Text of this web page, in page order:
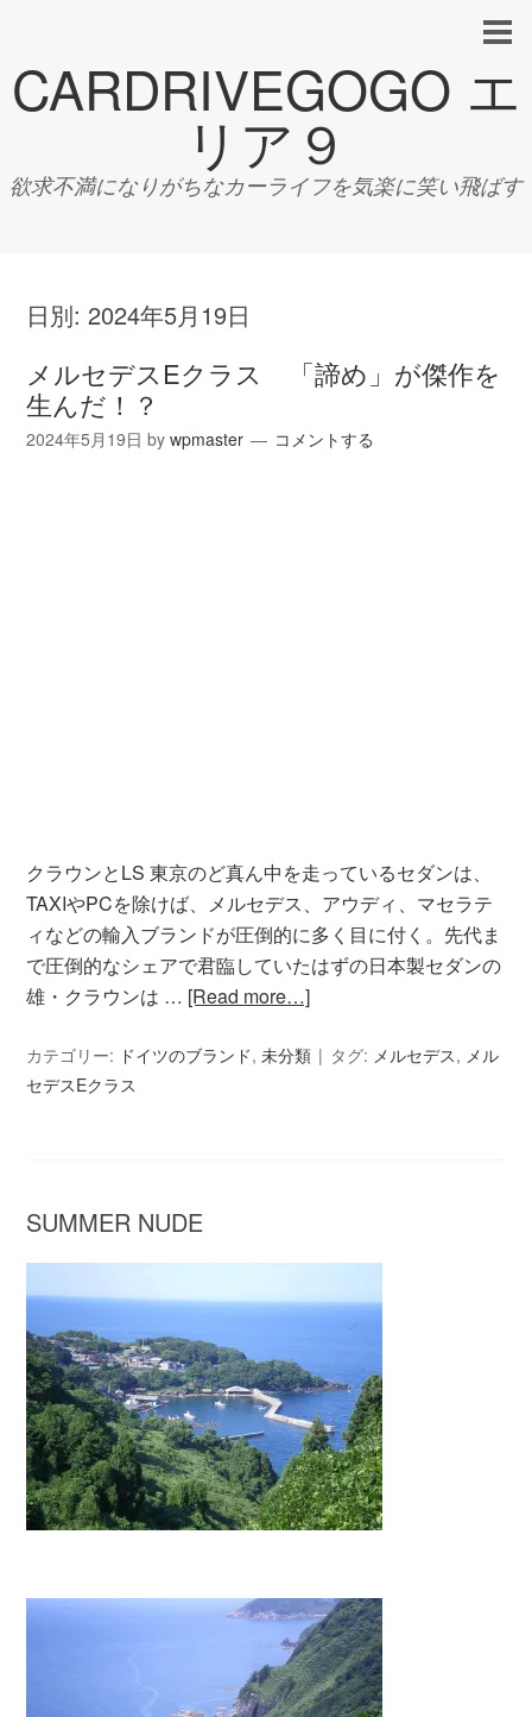
CARDRIVEGOGO エ
リア９
欲求不満になりがちなカーライフを気楽に笑い飛ばす
日別:2024年5月19日
メルセデスEクラス 「諦め」が傑作を
生んだ！？
2024年5月19日 bywpmaster コメントする
クラウンとLS 東京のど真ん中を走っているセダンは、
TAXIやPCを除けば、メルセデス、アウディ、マセラテ
ィなどの輸入ブランドが圧倒的に多く目に付く。先代ま
で圧倒的なシェアで君臨していたはずの日本製セダンの
雄・クラウンは … [Read more…]
カテゴリー: ドイツのブランド,未分類 タグ: メルセデス, メル
セデスEクラス
SUMMER NUDE